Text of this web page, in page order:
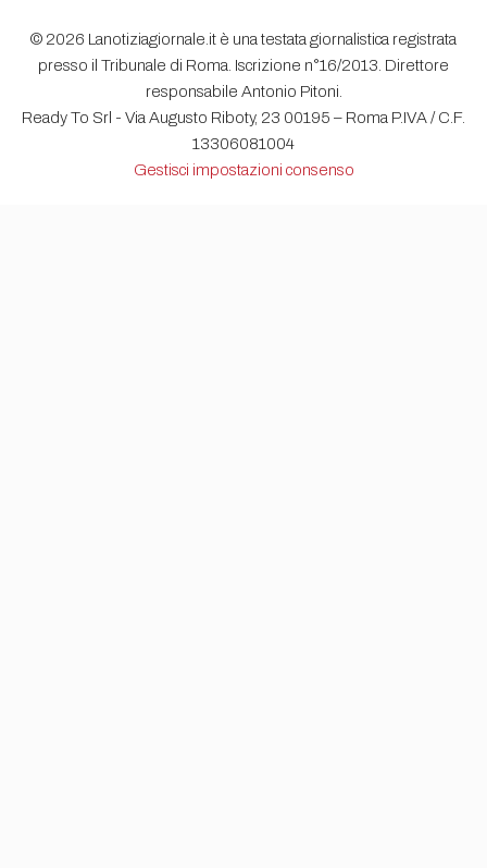
© 2026 Lanotiziagiornale.it è una testata giornalistica registrata
presso il Tribunale di Roma. Iscrizione n°16/2013. Direttore
responsabile Antonio Pitoni.
Ready To Srl - Via Augusto Riboty, 23 00195 – Roma P.IVA / C.F.
13306081004
Gestisci impostazioni consenso